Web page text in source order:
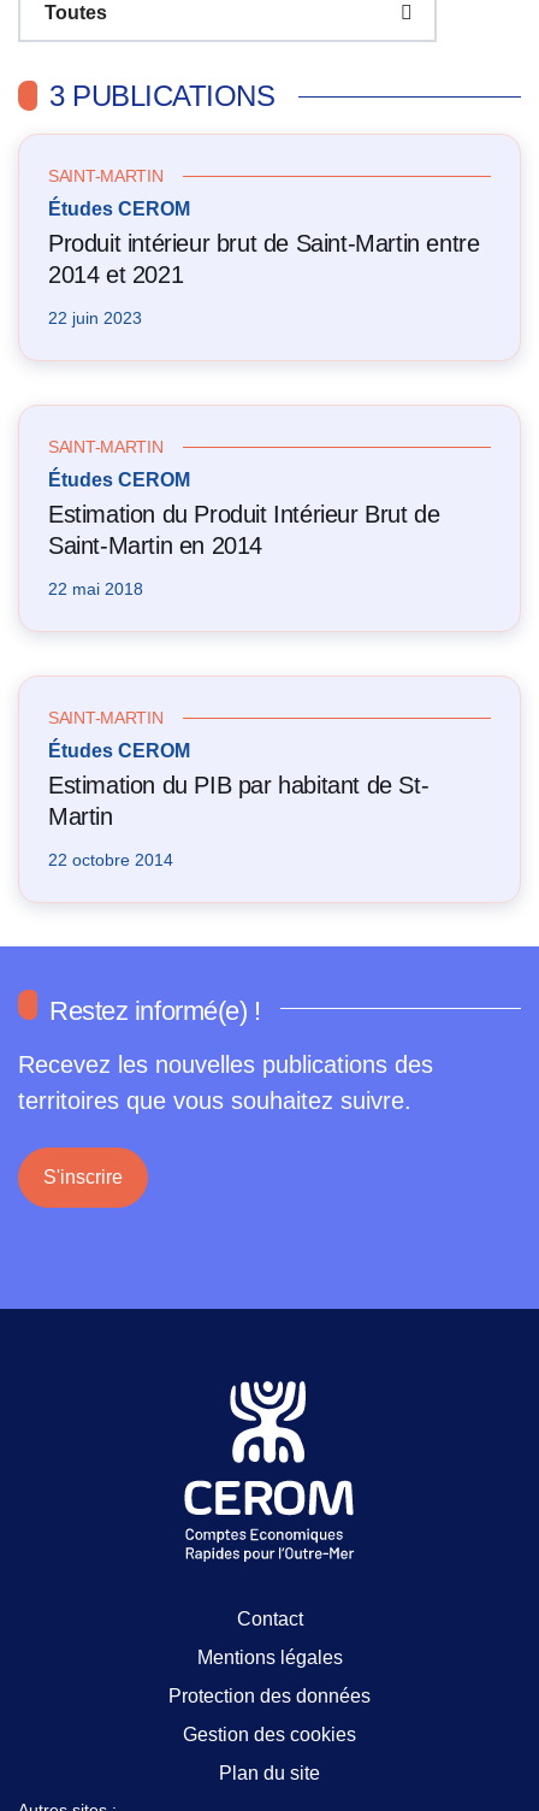
3 PUBLICATIONS
SAINT-MARTIN
Études CEROM
Produit intérieur brut de Saint-Martin entre
2014 et 2021
22 juin 2023
SAINT-MARTIN
Études CEROM
Estimation du Produit Intérieur Brut de
Saint-Martin en 2014
22 mai 2018
SAINT-MARTIN
Études CEROM
Estimation du PIB par habitant de St-
Martin
22 octobre 2014
Toutes
Restez informé(e) !
Recevez les nouvelles publications des
territoires que vous souhaitez suivre.
S'inscrire
Contact
Mentions légales
Protection des données
Gestion des cookies
Plan du site